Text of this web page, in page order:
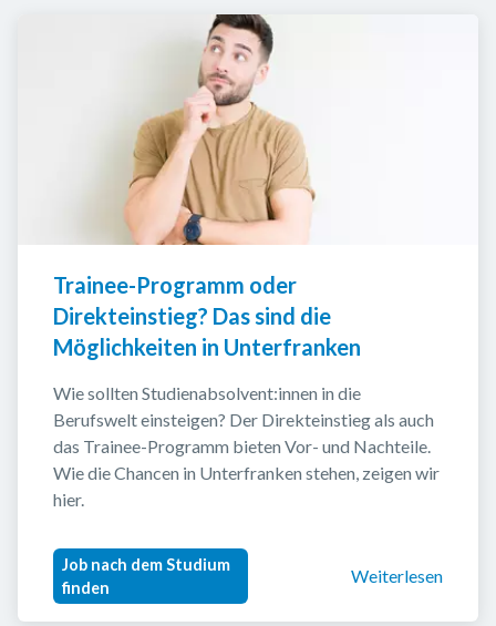
Trainee-Programm oder
Direkteinstieg? Das sind die
Möglichkeiten in Unterfranken
Wie sollten Studienabsolvent:innen in die
Berufswelt einsteigen? Der Direkteinstieg als auch
das Trainee-Programm bieten Vor- und Nachteile.
Wie die Chancen in Unterfranken stehen, zeigen wir
hier.
Job nach dem Studium
finden
Weiterlesen